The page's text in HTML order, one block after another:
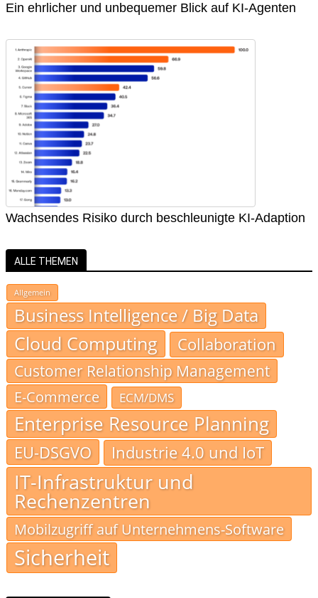
Ein ehrlicher und unbequemer Blick auf KI-Agenten
Wachsendes Risiko durch beschleunigte KI-Adaption
ALLE THEMEN
Allgemein
Business Intelligence / Big Data
Cloud Computing Collaboration
Customer Relationship Management
E-Commerce
ECM/DMS
Enterprise Resource Planning
EU-DSGVO Industrie 4.0 und IoT
IT-Infrastruktur und
Rechenzentren
Mobilzugriff auf Unternehmens-Software
Sicherheit